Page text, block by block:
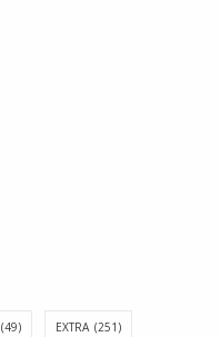
(49) EXTRA (251)